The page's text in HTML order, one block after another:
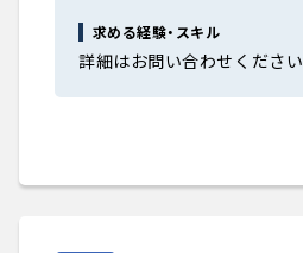
求める経験・スキル
詳細はお問い合わせください